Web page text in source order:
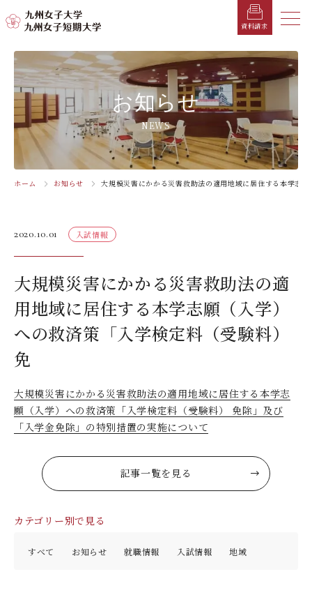
資料請求 メニ
メ
ニ
ュ
ー
を
閉
じ
る
受験生の方へ
在学生の方へ
卒業生の方へ
保護者の方へ
教職員の方へ
お知らせ
総合案内
学長メッセージ
キャンパスマップ・施設紹介
教育理念・学則
沿革
採用情報
デジタルパンフレット
公式SNS
国際交流
学部・学科
九州女子大学
家政学部
人間科学部
心理・文化学科（旧 人間発達学科 人間基礎学専
攻）
九州女子大学大学院
人間科学研究科
人間科学専攻（修士課程）
教員検索
学部・学科
九州女子短期大学
子ども健康学科
専攻科
教員検索
学生生活
キャンパスカレンダー
学納金
奨学金
学友会（サークル紹介）
学生サポート
就職情報
就職活動年間スケジュール
就職対策講座・ガイダンス
就職・キャリア支援
免許・資格一覧
北九州市の企業情報・求人情報
就職なんでも相談窓口
対象者別
入試情報
入学試験要項・提出書類
入試日程・科目
出願方法
入学定員・選抜区分別募集定員
オープンキャンパス
WEB相談会
大学見学
出前授業（高校生向け）
大規模災害により被災した本入学への特別措置
交通アクセス
お知らせ
NEWS
ホーム お知らせ 大規模災害にかかる災害救助法の適用地域に居住する本学志
2020.10.01 ⼊試情報
大規模災害にかかる災害救助法の適
用地域に居住する本学志願（入学）
への救済策「入学検定料（受験料）
免
大規模災害にかかる災害救助法の適用地域に居住する本学志
願（入学）への救済策「入学検定料（受験料） 免除」及び
「入学金免除」の特別措置の実施について
記事一覧を見る
カテゴリー別で見る
すべて お知らせ 就職情報 入試情報 地域